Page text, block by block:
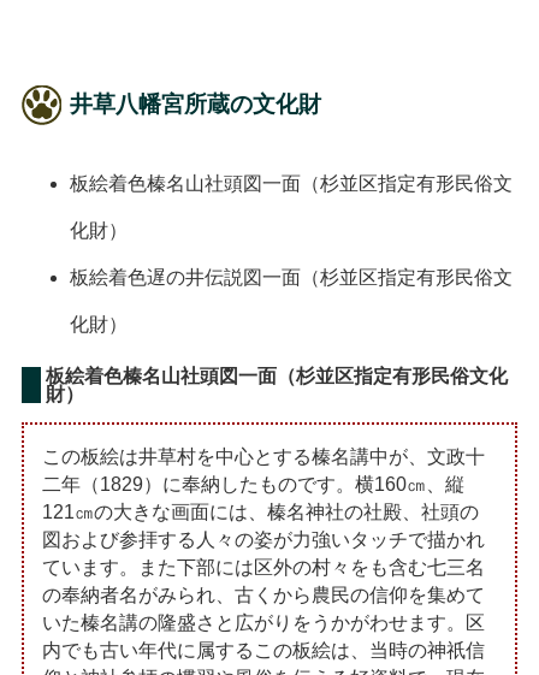
井草八幡宮所蔵の文化財
板絵着色榛名山社頭図一面（杉並区指定有形民俗文
化財）
板絵着色遅の井伝説図一面（杉並区指定有形民俗文
化財）
板絵着色榛名山社頭図一面（杉並区指定有形民俗文化
財）
この板絵は井草村を中心とする榛名講中が、文政十
二年（1829）に奉納したものです。横160㎝、縦
121㎝の大きな画面には、榛名神社の社殿、社頭の
図および参拝する人々の姿が力強いタッチで描かれ
ています。また下部には区外の村々をも含む七三名
の奉納者名がみられ、古くから農民の信仰を集めて
いた榛名講の隆盛さと広がりをうかがわせます。区
内でも古い年代に属するこの板絵は、当時の神祇信